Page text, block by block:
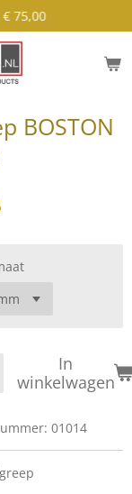
75,00
BOSTON
In
winkelwagen
01014